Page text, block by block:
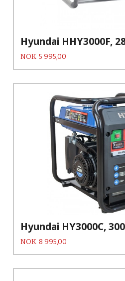
Hyundai HHY3000F,
Pris
NOK 5 995,00
Hyundai HY3000C,
Pris
NOK 8 995,00